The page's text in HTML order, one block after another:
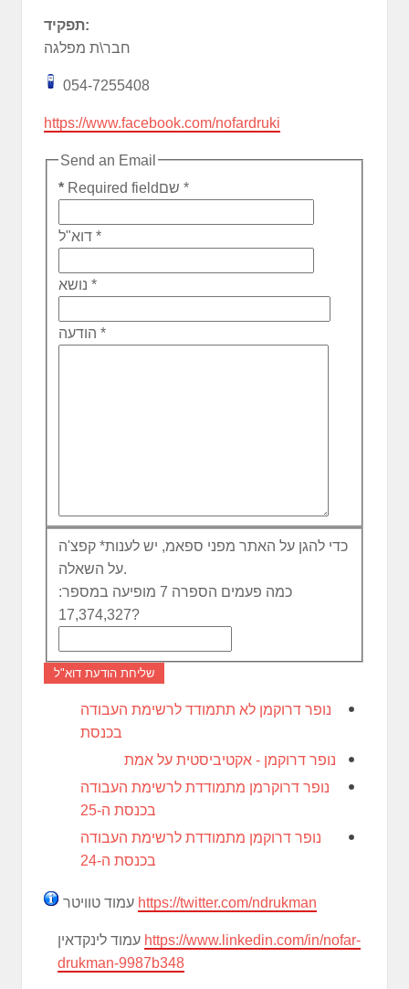
תפקיד:
חבר\ת מפלגה
054-7255408
https://www.facebook.com/nofardruki
Send an Email
* Required fieldשם *
דוא"ל *
נושא *
הודעה *
קפצ'ה *כדי להגן על האתר מפני ספאמ, יש לענות
על השאלה.
כמה פעמים הספרה 7 מופיעה במספר:
17,374,327?
שליחת הודעת דוא"ל
נופר דרוקמן לא תתמודד לרשימת העבודה
בכנסת
נופר דרוקמן - אקטיביסטית על אמת
נופר דרוקרמן מתמודדת לרשימת העבודה
בכנסת ה-25
נופר דרוקמן מתמודדת לרשימת העבודה
בכנסת ה-24
https://twitter.com/ndrukman
https://www.linkedin.com/in/nofar-
drukman-9987b348